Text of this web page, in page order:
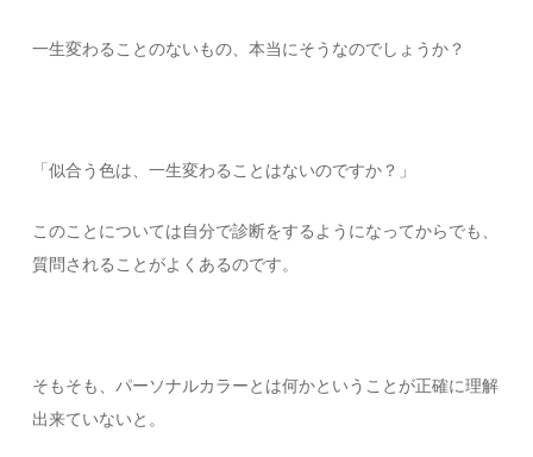
一生変わることのないもの、本当にそうなのでしょうか？
「似合う色は、一生変わることはないのですか？」
このことについては自分で診断をするようになってからでも、
質問されることがよくあるのです。
そもそも、パーソナルカラーとは何かということが正確に理解
出来ていないと。